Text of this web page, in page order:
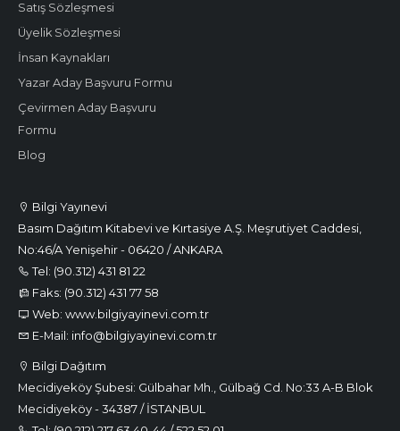
Bilgi Yayınevi
Basım Dağıtım Kitabevi ve Kırtasiye A.Ş. Meşrutiyet Caddesi,
No:46/A Yenişehir - 06420 / ANKARA
Tel: (90.312) 431 81 22
Faks: (90.312) 431 77 58
Web: www.bilgiyayinevi.com.tr
E-Mail: info@bilgiyayinevi.com.tr
Bilgi Dağıtım
Mecidiyeköy Şubesi: Gülbahar Mh., Gülbağ Cd. No:33 A-B Blok
Mecidiyeköy - 34387 / İSTANBUL
Satış Sözleşmesi
Üyelik Sözleşmesi
İnsan Kaynakları
Yazar Aday Başvuru Formu
Çevirmen Aday Başvuru
Formu
Blog